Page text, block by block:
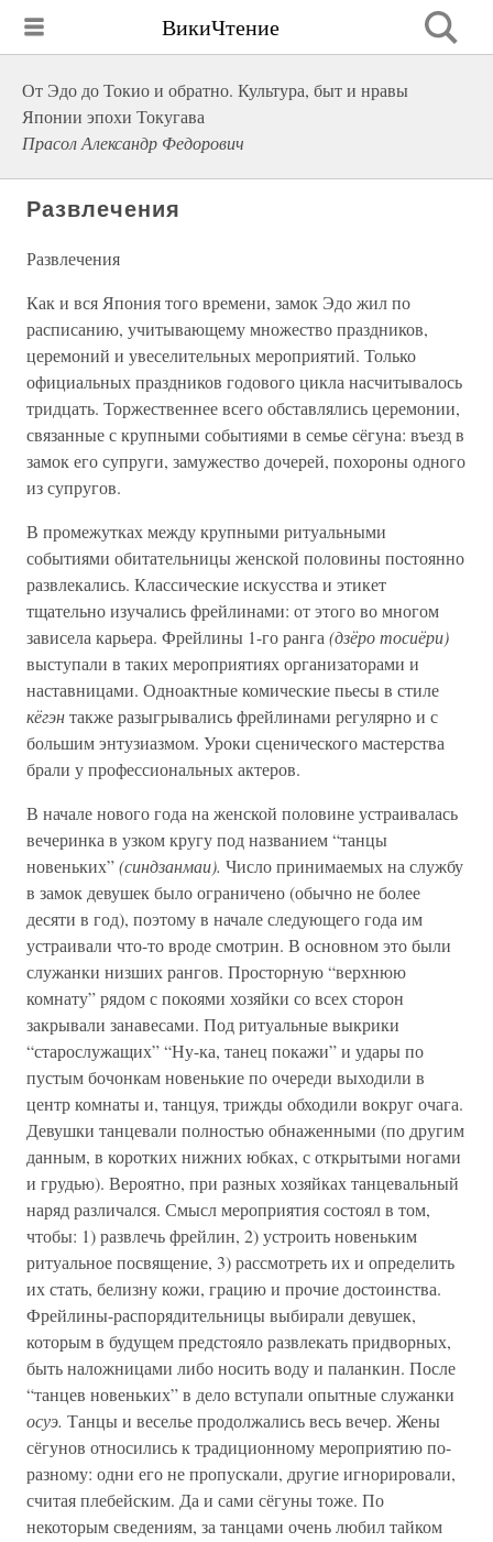
ВикиЧтение
От Эдо до Токио и обратно. Культура, быт и нравы
Японии эпохи Токугава
Прасол Александр Федорович
Развлечения
Развлечения
Как и вся Япония того времени, замок Эдо жил по
расписанию, учитывающему множество праздников,
церемоний и увеселительных мероприятий. Только
официальных праздников годового цикла насчитывалось
тридцать. Торжественнее всего обставлялись церемонии,
связанные с крупными событиями в семье сёгуна: въезд в
замок его супруги, замужество дочерей, похороны одного
из супругов.
В промежутках между крупными ритуальными
событиями обитательницы женской половины постоянно
развлекались. Классические искусства и этикет
тщательно изучались фрейлинами: от этого во многом
зависела карьера. Фрейлины 1-го ранга (дзёро тосиёри)
выступали в таких мероприятиях организаторами и
наставницами. Одноактные комические пьесы в стиле
кёгэнтакже разыгрывались фрейлинами регулярно и с
большим энтузиазмом. Уроки сценического мастерства
брали у профессиональных актеров.
В начале нового года на женской половине устраивалась
вечеринка в узком кругу под названием “танцы
новеньких”(синдзанмаи). Число принимаемых на службу
в замок девушек было ограничено (обычно не более
десяти в год), поэтому в начале следующего года им
устраивали что-то вроде смотрин. В основном это были
служанки низших рангов. Просторную “верхнюю
комнату” рядом с покоями хозяйки со всех сторон
закрывали занавесами. Под ритуальные выкрики
“старослужащих” “Ну-ка, танец покажи” и удары по
пустым бочонкам новенькие по очереди выходили в
центр комнаты и, танцуя, трижды обходили вокруг очага.
Девушки танцевали полностью обнаженными (по другим
данным, в коротких нижних юбках, с открытыми ногами
и грудью). Вероятно, при разных хозяйках танцевальный
наряд различался. Смысл мероприятия состоял в том,
чтобы: 1) развлечь фрейлин, 2) устроить новеньким
ритуальное посвящение, 3) рассмотреть их и определить
их стать, белизну кожи, грацию и прочие достоинства.
Фрейлины-распорядительницы выбирали девушек,
которым в будущем предстояло развлекать придворных,
быть наложницами либо носить воду и паланкин. После
“танцев новеньких” в дело вступали опытные служанки
осуэ. Танцы и веселье продолжались весь вечер. Жены
сёгунов относились к традиционному мероприятию по-
разному: одни его не пропускали, другие игнорировали,
считая плебейским. Да и сами сёгуны тоже. По
некоторым сведениям, за танцами очень любил тайком